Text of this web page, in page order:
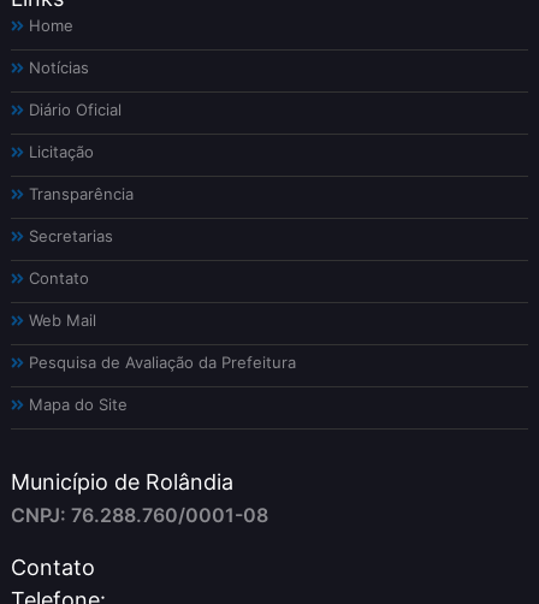
Home
Notícias
Diário Oficial
Licitação
Transparência
Secretarias
Contato
Web Mail
Pesquisa de Avaliação da Prefeitura
Mapa do Site
Município de Rolândia
CNPJ: 76.288.760/0001-08
Contato